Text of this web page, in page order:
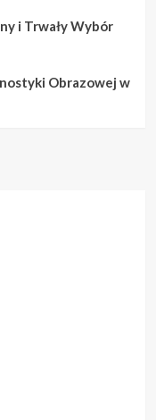
i Trwały Wybór
Obrazowej w